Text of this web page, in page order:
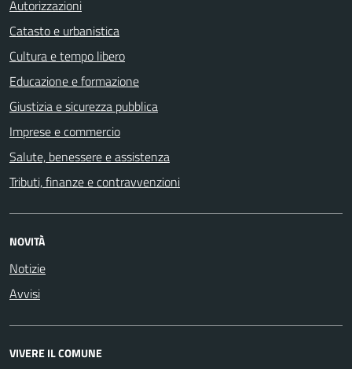
Autorizzazioni
Catasto e urbanistica
Cultura e tempo libero
Educazione e formazione
Giustizia e sicurezza pubblica
Imprese e commercio
Salute, benessere e assistenza
Tributi, finanze e contravvenzioni
NOVITÀ
Notizie
Avvisi
VIVERE IL COMUNE